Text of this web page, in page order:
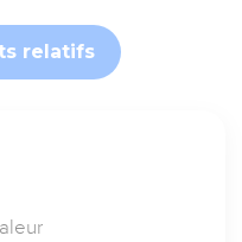
relatifs